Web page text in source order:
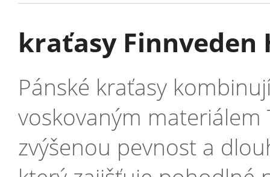
kraťasy Finnveden
Pánské kraťasy
voskovaným
zvýšenou pevnost a